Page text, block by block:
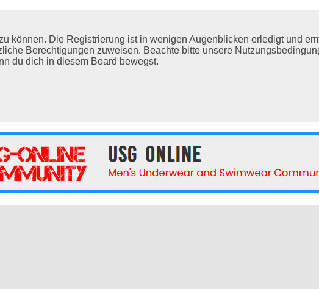
können. Die Registrierung ist in wenigen Augenblicken erledigt und
Berechtigungen zuweisen. Beachte bitte unsere
du dich in diesem Board bewegst.